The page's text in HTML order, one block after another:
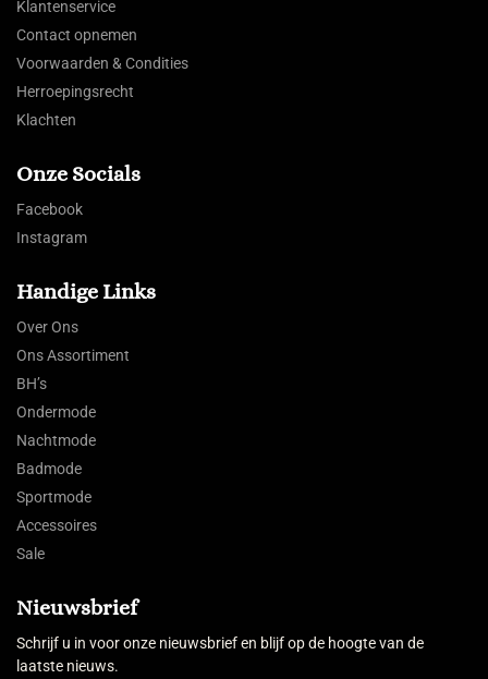
Klantenservice
Contact opnemen
Voorwaarden & Condities
Herroepingsrecht
Klachten
Onze Socials
Facebook
Instagram
Handige Links
Over Ons
Ons Assortiment
BH’s
Ondermode
Nachtmode
Badmode
Sportmode
Accessoires
Sale
Nieuwsbrief
Schrijf u in voor onze nieuwsbrief en blijf op de hoogte van de
laatste nieuws.